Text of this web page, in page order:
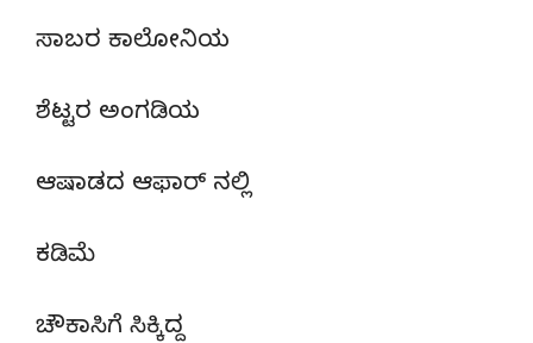
ಸಾಬರ ಕಾಲೋನಿಯ
ಶೆಟ್ಟರ ಅಂಗಡಿಯ
ಆಷಾಡದ ಆಫಾರ್ ನಲ್ಲಿ
ಕಡಿಮೆ
ಚೌಕಾಸಿಗೆ ಸಿಕ್ಕಿದ್ದ